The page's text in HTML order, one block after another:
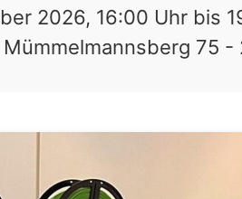
2026, 16:00 Uhr bis
75